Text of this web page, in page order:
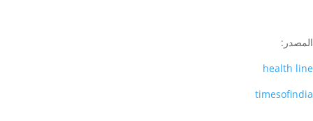
المصدر:
health line
timesofindia